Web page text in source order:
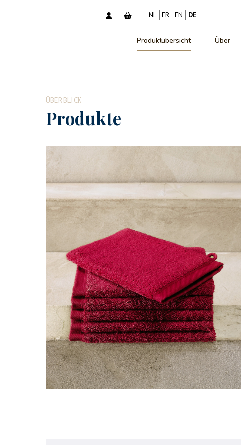
NL FR EN DE
Produktübersicht Über
ÜBERBLICK
Produkte